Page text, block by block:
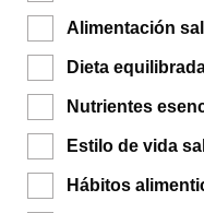
Alimentación
Dieta
Nutrientes
Estilo de vida
Hábitos